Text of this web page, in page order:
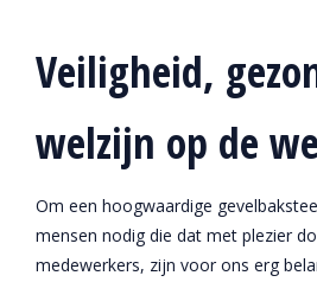
Veiligheid,
welzijn op de
Om een hoogwaardige
mensen nodig die dat met plezier
medewerkers, zijn voor ons erg